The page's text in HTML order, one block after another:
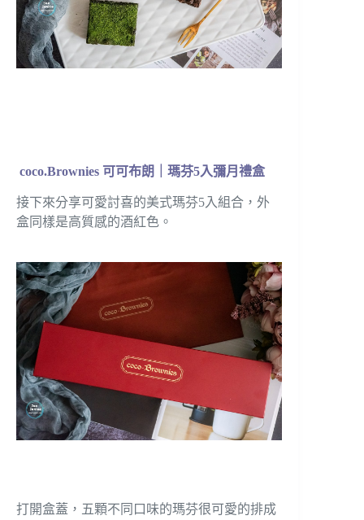
coco.Brownies 可可布朗｜瑪芬5入彌月禮盒
接下來分享可愛討喜的美式瑪芬5入組合，外
盒同樣是高質感的酒紅色。
打開盒蓋，五顆不同口味的瑪芬很可愛的排成